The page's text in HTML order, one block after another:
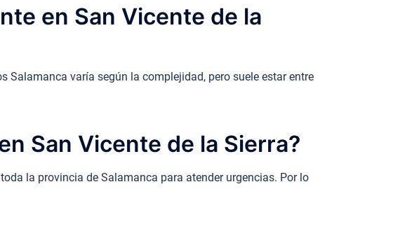
en San Vicente de la
Salamanca varía según la complejidad, pero suele estar entre
San Vicente de la Sierra?
la provincia de Salamanca para atender urgencias. Por lo